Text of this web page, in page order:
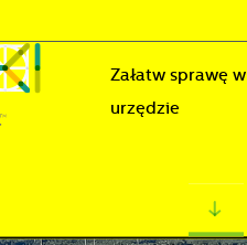
Załatw sprawę w
urzędzie